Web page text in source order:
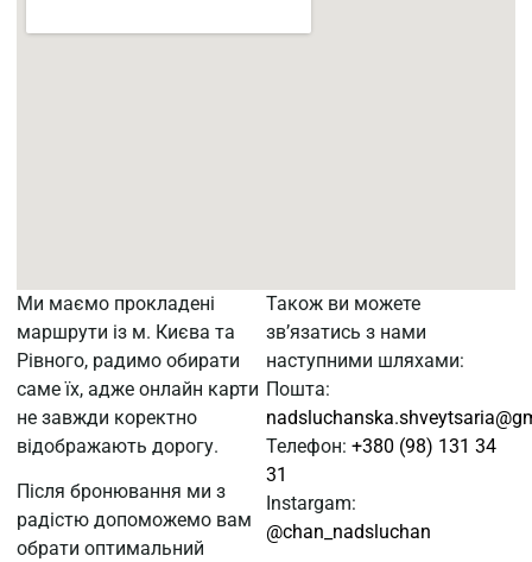
Ми маємо прокладені
маршрути із м. Києва та
Рівного, радимо обирати
саме їх, адже онлайн карти
не завжди коректно
відображають дорогу.
Після бронювання ми з
радістю допоможемо вам
обрати оптимальний
Також ви можете
зв’язатись з нами
наступними шляхами:
Пошта:
Телефон: +380 (98) 131 34
31
Instargam:
@chan_nadsluchan